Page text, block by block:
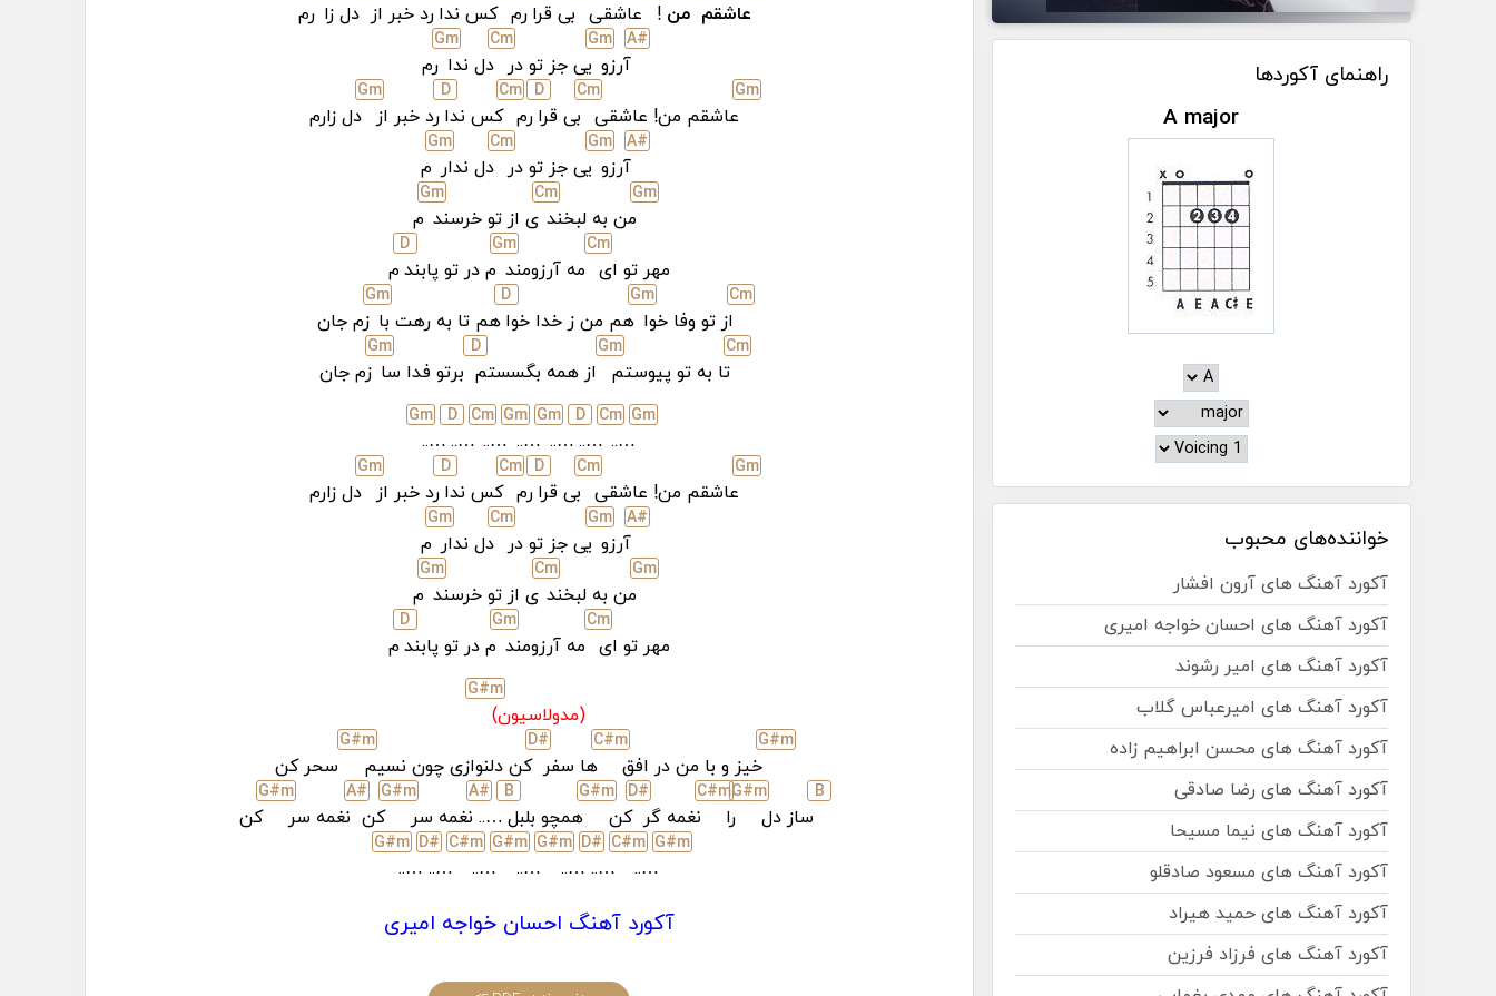
راهنمای آکوردها
A major
خواننده‌های محبوب
آکورد آهنگ های آرون افشار
آکورد آهنگ های احسان خواجه امیری
آکورد آهنگ های امیر رشوند
آکورد آهنگ های امیرعباس گلاب
آکورد آهنگ های محسن ابراهیم زاده
آکورد آهنگ های رضا صادقی
آکورد آهنگ های نیما مسیحا
آکورد آهنگ های مسعود صادقلو
آکورد آهنگ های حمید هیراد
آکورد آهنگ های فرزاد فرزین
عاشقم من! عاشقی بی قرا رم کس ندا رد خبر از دل زا رم
A#
آرزو
Gm
یی جز تو در
Cm
دل ندا
Gm
رم
Gm
عاشقم من! عاشقی
Cm
بی قرا
D
رم
Cm
کس ندا
D
رد خبر از
Gm
دل زارم
A#
آرزو
Gm
یی جز تو در
Cm
دل ندار
Gm
م
Gm
من به لبخند
Cm
ی از تو خرسند
Gm
م
مهر تو ای
Cm
مه آرزومند
Gm
م در تو پابند
D
م
Cm
از تو وفا خوا
Gm
هم من ز خدا خوا
D
هم تا به‌ رهت با
Gm
زم جان
Cm
تا به ‌تو پیوستم
Gm
از همه بگسستم
D
برتو فدا سا
Gm
زم جان
Gm
…..
Cm
…..
D
…..
Gm
…..
Gm
…..
Cm
…..
D
…..
Gm
Gm
عاشقم من! عاشقی
Cm
بی قرا
D
رم
Cm
کس ندا
D
رد خبر از
Gm
دل زارم
A#
آرزو
Gm
یی جز تو در
Cm
دل ندار
Gm
م
Gm
من به لبخند
Cm
ی از تو خرسند
Gm
م
مهر تو ای
Cm
مه آرزومند
Gm
م در تو پابند
D
م
(مدولاسیون)
G#m
G#m
خیز و با من در افق
C#m
ها سفر
D#
کن دلنوازی چون نسیم
G#m
سحر کن
B
ساز دل
G#m
را
C#m
نغمه گر
D#
کن
G#m
همچو بلبل
B
…..
A#
نغمه سر
G#m
کن
A#
نغمه سر
G#m
کن
G#m
…..
C#m
…..
D#
…..
G#m
…..
G#m
…..
C#m
…..
D#
…..
G#m
آکورد آهنگ احسان خواجه امیری